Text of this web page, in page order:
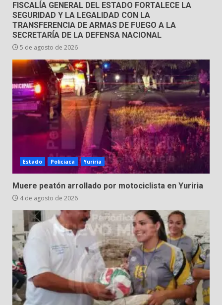
FISCALÍA GENERAL DEL ESTADO FORTALECE LA
SEGURIDAD Y LA LEGALIDAD CON LA
TRANSFERENCIA DE ARMAS DE FUEGO A LA
SECRETARÍA DE LA DEFENSA NACIONAL
5 de agosto de 2026
Estado Policiaca Yuriria
Muere peatón arrollado por motociclista en Yuriria
4 de agosto de 2026